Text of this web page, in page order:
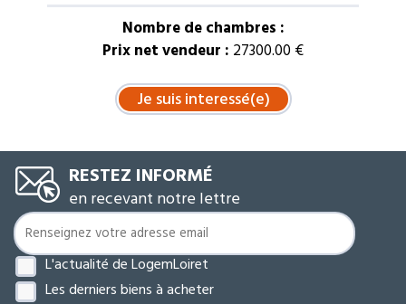
Nombre de chambres :
Prix net vendeur : 27300.00 €
RESTEZ INFORMÉ
en recevant notre lettre
L'actualité de LogemLoiret
Les derniers biens à acheter